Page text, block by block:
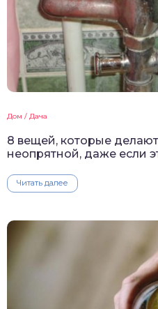
Дом / Дача
8 вещей, которые
неопрятной, даже если
Читать далее